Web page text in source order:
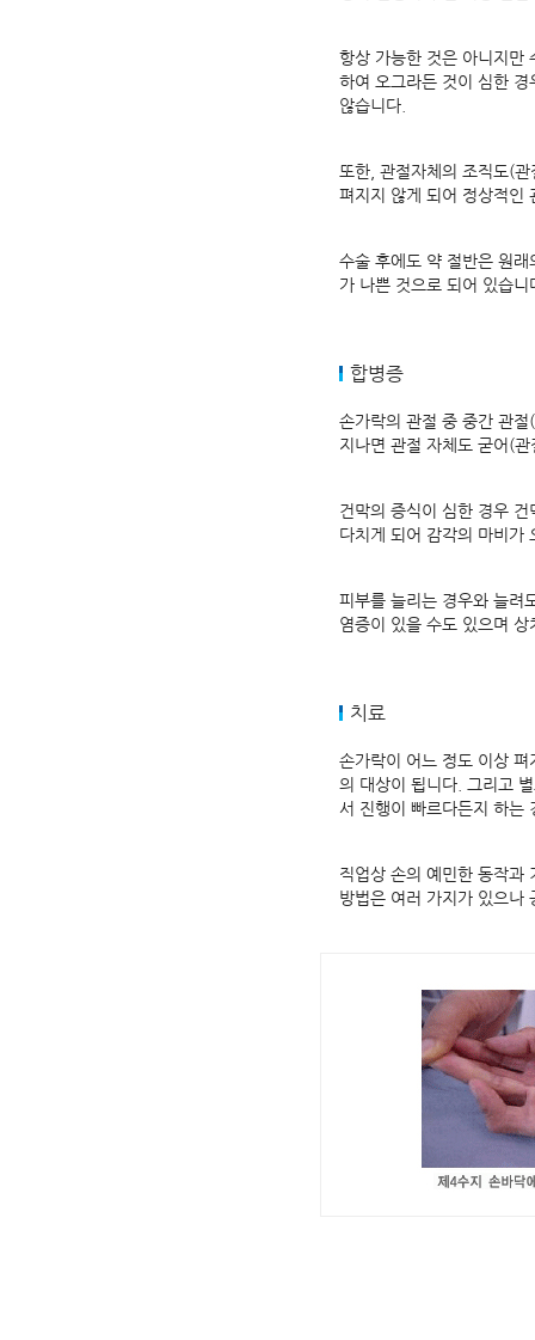
항상 가능한 것은 아니지만
하여 오그라든 것이 심한
않습니다.
또한, 관절자체의 조직도(
펴지지 않게 되어 정상적인
수술 후에도 약 절반은 원
가 나쁜 것으로 되어 있습니
합병증
손가락의 관절 중 중간 관
지나면 관절 자체도 굳어(
건막의 증식이 심한 경우
다치게 되어 감각의 마비가
피부를 늘리는 경우와 늘려
염증이 있을 수도 있으며
치료
손가락이 어느 정도 이상
의 대상이 됩니다. 그리고
서 진행이 빠르다든지 하는
직업상 손의 예민한 동작과
방법은 여러 가지가 있으나